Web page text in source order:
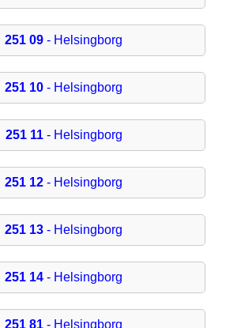
251 09 - Helsingborg
251 10 - Helsingborg
251 11- Helsingborg
251 12 - Helsingborg
251 13 - Helsingborg
251 14 - Helsingborg
251 81 - Helsingborg